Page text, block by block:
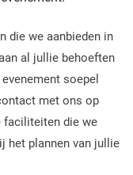
die we aanbieden in
al jullie behoeften
soepel
met ons op
faciliteiten die we
het plannen van jullie